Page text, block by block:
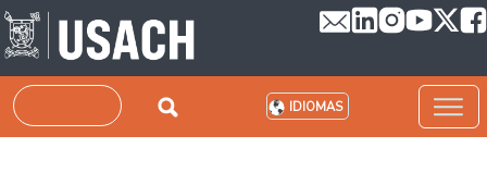
Pasar al contenido principal
Buscar IDIOMAS